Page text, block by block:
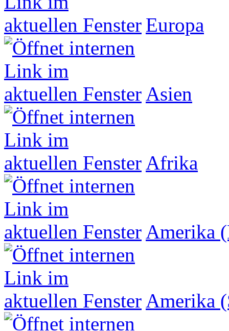
Europa
Asien
Afrika
Amerika
Amerika